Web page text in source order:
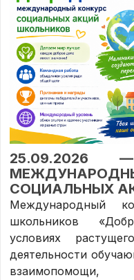
25.09.2026
СОЦИАЛЬНЫХ
Международный
школьников
условиях
деятельности